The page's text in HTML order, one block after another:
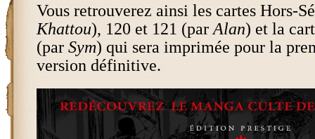
Vous retrouverez ainsi les cartes Hors-
Khattou), 120 et 121 (par Alan) et la
(par Sym) qui sera imprimée pour la
version définitive.